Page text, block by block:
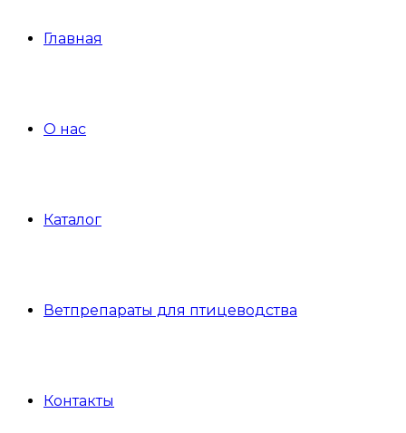
Главная
О нас
Каталог
Ветпрепараты для птицеводства
Контакты